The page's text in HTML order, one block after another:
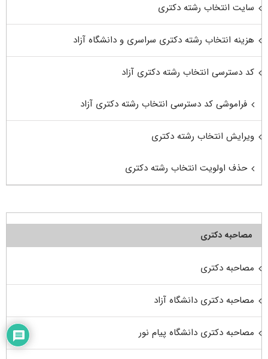
سایت انتخاب رشته دکتری
هزینه انتخاب رشته دکتری سراسری و دانشگاه آزاد
کد دسترسی انتخاب رشته دکتری آزاد
فراموشی کد دسترسی انتخاب رشته دکتری آزاد
ویرایش انتخاب رشته دکتری
حذف اولویت انتخاب رشته دکتری
مصاحبه دکتری
مصاحبه دکتری
مصاحبه دکتری دانشگاه آزاد
مصاحبه دکتری دانشگاه پیام نور